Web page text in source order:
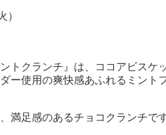
）
トクランチ』は、ココアビスケ
ー使用の爽快感あふれるミント
満足感のあるチョコクランチです